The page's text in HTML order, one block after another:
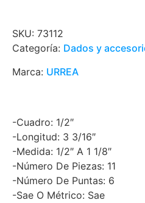
SKU: 73112
Categoría: Dados y
Marca: URREA
-Cuadro: 1/2″
-Longitud: 3 3/16″
-Medida: 1/2″ A 1 1/8″
-Número De Piezas: 11
-Número De Puntas: 6
-Sae O Métrico: Sae